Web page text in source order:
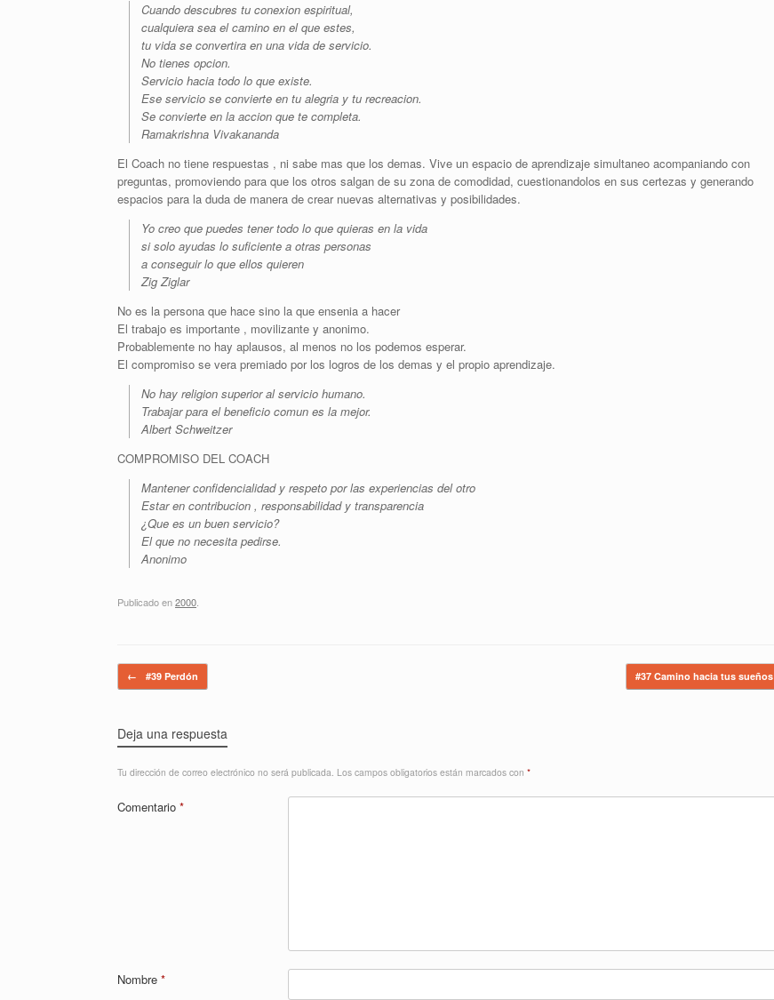
Cuando descubres tu conexion espiritual,
cualquiera sea el camino en el que estes,
tu vida se convertira en una vida de servicio.
No tienes opcion.
Servicio hacia todo lo que existe.
Ese servicio se convierte en tu alegria y tu recreacion.
Se convierte en la accion que te completa.
Ramakrishna Vivakananda
El Coach no tiene respuestas , ni sabe mas que los demas. Vive un espacio de aprendizaje simultaneo acompaniando con
preguntas, promoviendo para que los otros salgan de su zona de comodidad, cuestionandolos en sus certezas y generando
espacios para la duda de manera de crear nuevas alternativas y posibilidades.
Yo creo que puedes tener todo lo que quieras en la vida
si solo ayudas lo suficiente a otras personas
a conseguir lo que ellos quieren
Zig Ziglar
No es la persona que hace sino la que ensenia a hacer
El trabajo es importante , movilizante y anonimo.
Probablemente no hay aplausos, al menos no los podemos esperar.
El compromiso se vera premiado por los logros de los demas y el propio aprendizaje.
No hay religion superior al servicio humano.
Trabajar para el beneficio comun es la mejor.
Albert Schweitzer
COMPROMISO DEL COACH
Mantener confidencialidad y respeto por las experiencias del otro
Estar en contribucion , responsabilidad y transparencia
¿Que es un buen servicio?
El que no necesita pedirse.
Anonimo
Publicado en2000
Navegador de artículos
← #39 Perdón #37 Camino hacia tus sueños
Deja una respuesta
Tu dirección de correo electrónico no será publicada. Los campos obligatorios están marcados con *
Comentario *
Nombre *